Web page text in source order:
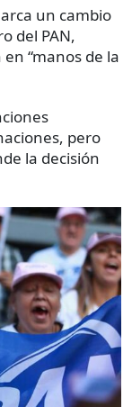
un cambio
del PAN,
“manos de la
pero
la decisión